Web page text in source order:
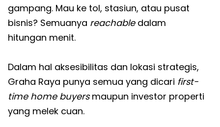
gampang. Mau ke tol, stasiun, atau pusat
bisnis? Semuanya reachabledalam
hitungan menit.
Dalam hal aksesibilitas dan lokasi strategis,
Graha Raya punya semua yang dicari first-
time home buyersmaupun investor properti
yang melek cuan.